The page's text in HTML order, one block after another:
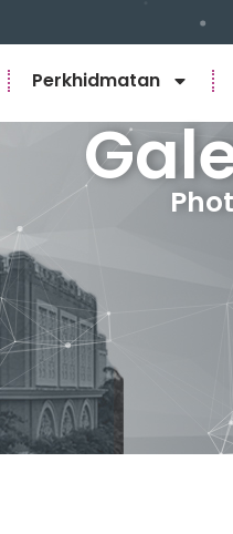
Perkhidmatan